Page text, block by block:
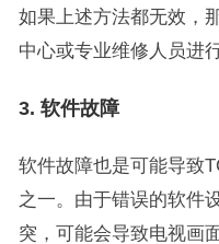
如果上述方法都无效，
中心或专业维修人员进
3. 软件故障
软件故障也是可能导致
之一。由于错误的软件
突，可能会导致电视画